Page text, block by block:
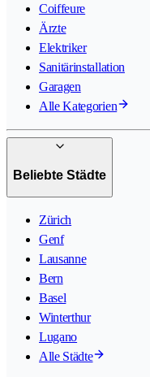
Coiffeure
Ärzte
Elektriker
Sanitärinstallation
Garagen
Alle Kategorien
Beliebte Städte
Zürich
Genf
Lausanne
Bern
Basel
Winterthur
Lugano
Alle Städte